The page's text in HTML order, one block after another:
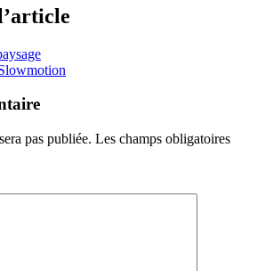
pas publiée. Les champs obligatoires